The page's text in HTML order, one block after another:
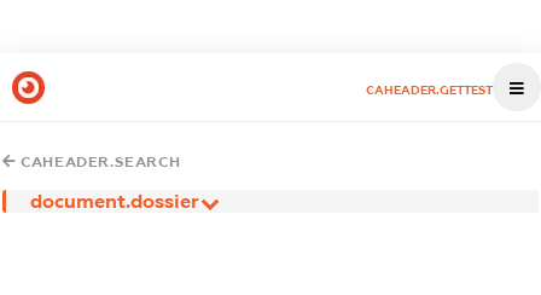
CAHEADER.GETTEST
CAHEADER.SEARCH
document.dossier